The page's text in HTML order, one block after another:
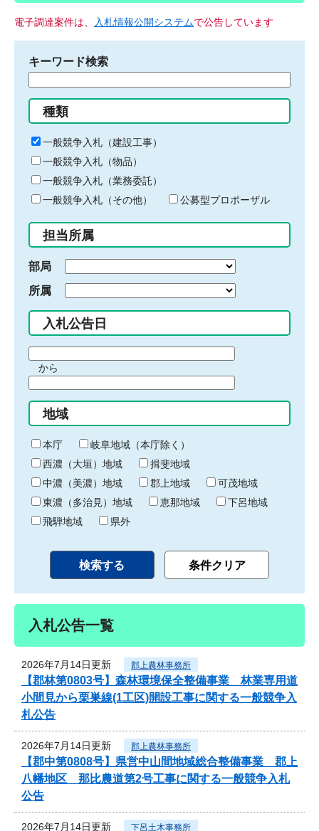
電子調達案件は、 入札情報公開システムで公告しています
キーワード検索
る
キ
ー
ワ
ー
ド
入
力
種類
一般競争入札（建設工事）
一般競争入札（物品）
一般競争入札（業務委託）
一般競争入札（その他）
公募型プロポーザル
担当所属
部局
所属
入札公告日
間
始
り
から
間
終
わ
り
地域
本庁
岐阜地域（本庁除く）
西濃（大垣）地域
揖斐地域
中濃（美濃）地域
郡上地域
可茂地域
東濃（多治見）地域
恵那地域
下呂地域
飛騨地域
県外
入札公告一覧
2026年7月14日更新 郡上農林事務所
【郡林第0803号】森林環境保全整備事業 林業専用道
小間見から栗巣線(1工区)開設工事に関する一般競争入
札公告
2026年7月14日更新 郡上農林事務所
【郡中第0808号】県営中山間地域総合整備事業 郡上
八幡地区 那比農道第2号工事に関する一般競争入札
公告
2026年7月14日更新 下呂土木事務所